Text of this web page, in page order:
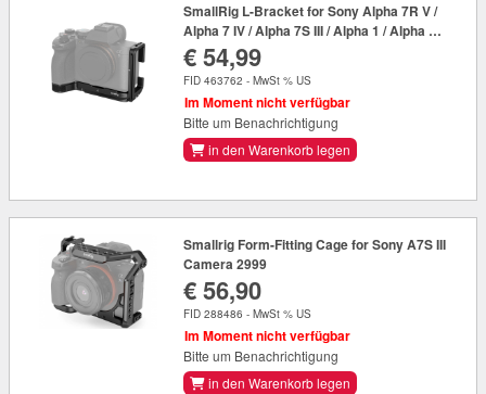
SmallRig L-Bracket for Sony Alpha 7R V /
Alpha 7 IV / Alpha 7S III / Alpha 1 / Alpha 7R
IV / Alpha 9 II 3660
€ 54,99
FID 463762 - MwSt % US
Im Moment nicht verfügbar
Bitte um Benachrichtigung
in den Warenkorb legen
Smallrig Form-Fitting Cage for Sony A7S III
Camera 2999
€ 56,90
FID 288486 - MwSt % US
Im Moment nicht verfügbar
Bitte um Benachrichtigung
in den Warenkorb legen